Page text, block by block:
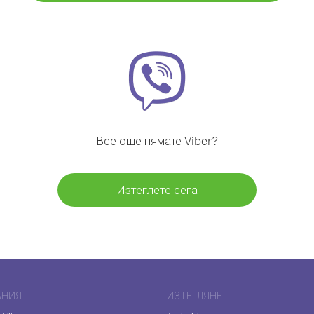
Все още нямате Viber?
Изтеглете сега
ИЗТЕГЛЯНЕ